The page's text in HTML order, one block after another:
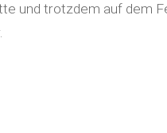
und trotzdem auf dem